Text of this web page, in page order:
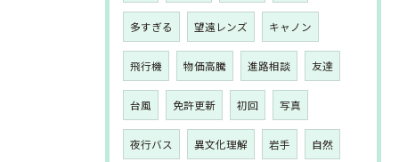
多すぎる 望遠レンズ キャノン
飛行機 物価高騰 進路相談 友達
台風 免許更新 初回 写真
夜行バス 異文化理解 岩手 自然